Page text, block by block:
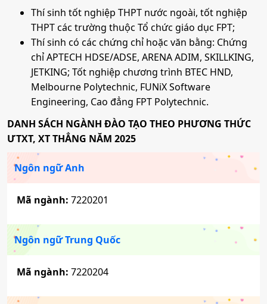
Thí sinh tốt nghiệp THPT nước ngoài, tốt nghiệp
THPT các trường thuộc Tổ chức giáo dục FPT;
Thí sinh có các chứng chỉ hoặc văn bằng: Chứng
chỉ APTECH HDSE/ADSE, ARENA ADIM, SKILLKING,
JETKING; Tốt nghiệp chương trình BTEC HND,
Melbourne Polytechnic, FUNiX Software
Engineering, Cao đẳng FPT Polytechnic.
DANH SÁCH NGÀNH ĐÀO TẠO THEO PHƯƠNG THỨC
ƯTXT, XT THẲNG NĂM 2025
Ngôn ngữ Anh
Mã ngành: 7220201
Ngôn ngữ Trung Quốc
Mã ngành: 7220204